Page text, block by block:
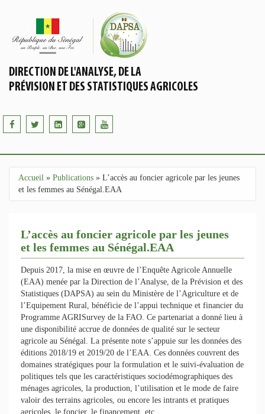
DIRECTION DE L'ANALYSE, DE LA
PRÉVISION ET DES STATISTIQUES AGRICOLES
Vous êtes ici
Accueil » Publications » L’accès au foncier agricole par les jeunes
et les femmes au Sénégal.EAA
L’accès au foncier agricole par les jeunes
et les femmes au Sénégal.EAA
Depuis 2017, la mise en œuvre de l’Enquête Agricole Annuelle
(EAA) menée par la Direction de l’Analyse, de la Prévision et des
Statistiques (DAPSA) au sein du Ministère de l’Agriculture et de
l’Equipement Rural, bénéficie de l’appui technique et financier du
Programme AGRISurvey de la FAO. Ce partenariat a donné lieu à
une disponibilité accrue de données de qualité sur le secteur
agricole au Sénégal. La présente note s’appuie sur les données des
éditions 2018/19 et 2019/20 de l’EAA. Ces données couvrent des
domaines stratégiques pour la formulation et le suivi-évaluation de
politiques tels que les caractéristiques sociodémographiques des
ménages agricoles, la production, l’utilisation et le mode de faire
valoir des terrains agricoles, ou encore les intrants et pratiques
agricoles, le foncier, le financement, etc.